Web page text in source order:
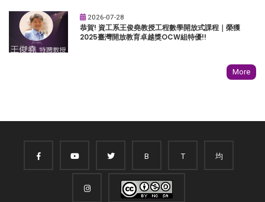
2026-07-28
恭賀! 資工系王俊堯教授工程數學開放式課程｜榮獲
2025臺灣開放教育卓越獎OCW組特優!!
More
B T 均